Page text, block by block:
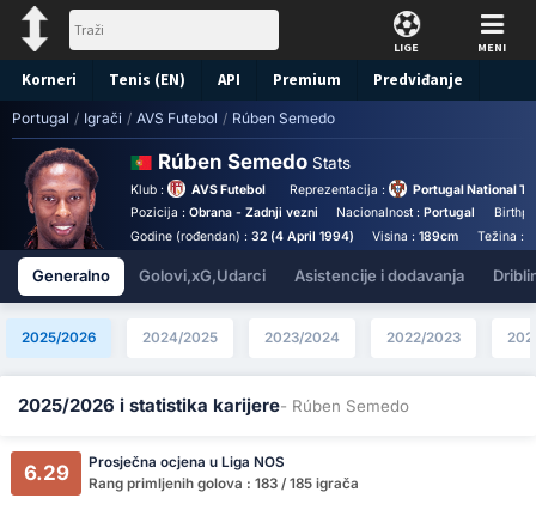
LIGE MENI
Korneri Tenis (EN) API Premium Predviđanje
Portugal / Igrači / AVS Futebol / Rúben Semedo
Rúben Semedo Stats
Klub : AVS Futebol Reprezentacija :
Portugal National
Pozicija : Obrana - Zadnji vezni Nacionalnost :Portugal
Godine (rođendan) : 32 (4 April 1994) Visina :189cm Težina :
Generalno Golovi,xG,Udarci Asistencije i dodavanja
2025/2026 2024/2025 2023/2024 2022/2023
2025/2026 i statistika karijere- Rúben Semedo
6.29
Prosječna ocjena u Liga NOS
Rang primljenih golova : 183 / 185 igrača